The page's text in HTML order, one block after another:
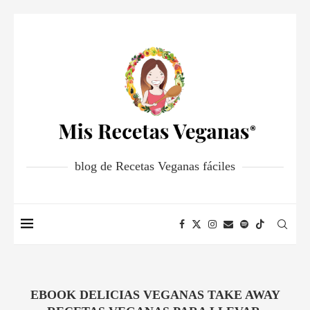
blog de Recetas Veganas fáciles
EBOOK DELICIAS VEGANAS TAKE AWAY